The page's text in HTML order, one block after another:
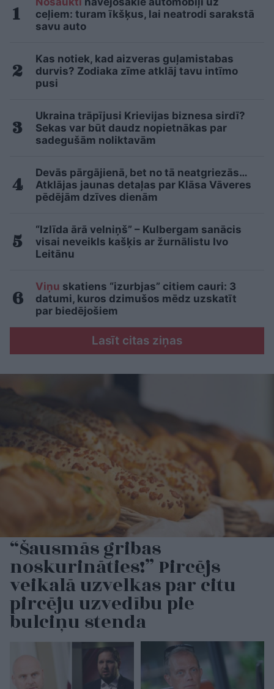
ceļiem: turam īkšķus, lai neatrodi sarakstā
savu auto
Kas notiek, kad aizveras guļamistabas
durvis? Zodiaka zīme atklāj tavu intīmo
pusi
Ukraina trāpījusi Krievijas biznesa sirdī?
Sekas var būt daudz nopietnākas par
sadegušām noliktavām
Devās pārgājienā, bet no tā neatgriezās…
Atklājas jaunas detaļas par Klāsa Vāveres
pēdējām dzīves dienām
“Izlīda ārā velniņš” – Kulbergam sanācis
visai neveikls kašķis ar žurnālistu Ivo
Leitānu
Viņu skatiens “izurbjas” citiem cauri: 3
datumi, kuros dzimušos mēdz uzskatīt
par biedējošiem
Lasīt citas ziņas
“Šausmās gribas
noskurināties!” Pircējs
veikalā uzvelkas par citu
pircēju uzvedību pie
bulciņu stenda